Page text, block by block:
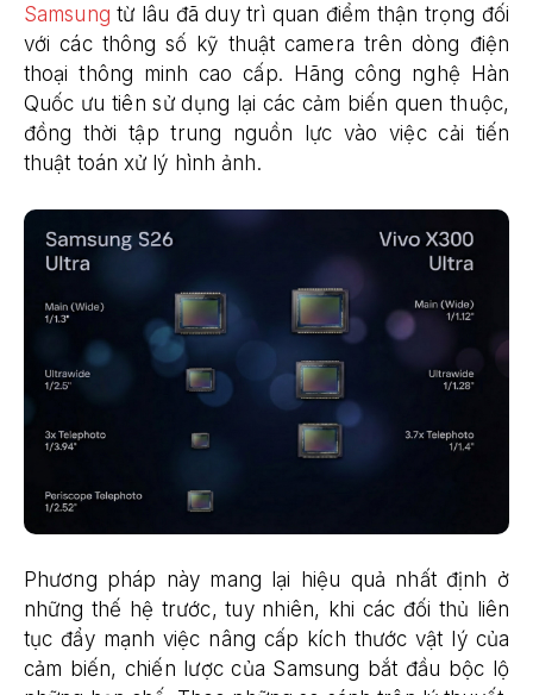
Samsung từ lâu đã duy trì quan điểm thận trọng đối
với các thông số kỹ thuật camera trên dòng điện
thoại thông minh cao cấp. Hãng công nghệ Hàn
Quốc ưu tiên sử dụng lại các cảm biến quen thuộc,
đồng thời tập trung nguồn lực vào việc cải tiến
thuật toán xử lý hình ảnh.
Phương pháp này mang lại hiệu quả nhất định ở
những thế hệ trước, tuy nhiên, khi các đối thủ liên
tục đẩy mạnh việc nâng cấp kích thước vật lý của
cảm biến, chiến lược của Samsung bắt đầu bộc lộ